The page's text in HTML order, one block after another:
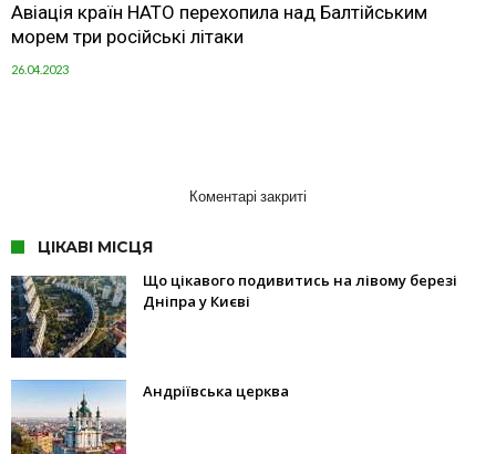
Авіація країн НАТО перехопила над Балтійським
морем три російські літаки
26.04.2023
Коментарі закриті
ЦІКАВІ МІСЦЯ
Що цікавого подивитись на лівому березі
Дніпра у Києві
Андріївська церква